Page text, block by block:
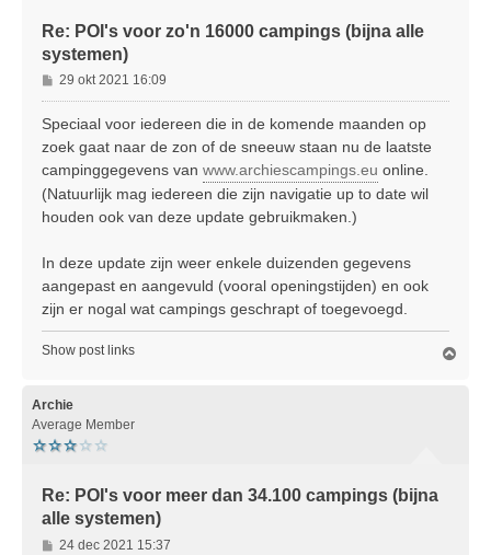
Re: POI's voor zo'n 16000 campings (bijna alle
systemen)
B
e
r
h
t
29 okt 2021 16:09
Speciaal voor iedereen die in de komende maanden op
zoek gaat naar de zon of de sneeuw staan nu de laatste
campinggegevens van www.archiescampings.eu online.
(Natuurlijk mag iedereen die zijn navigatie up to date wil
houden ook van deze update gebruikmaken.)
In deze update zijn weer enkele duizenden gegevens
aangepast en aangevuld (vooral openingstijden) en ook
zijn er nogal wat campings geschrapt of toegevoegd.
Show post links
Archie
Average Member
Re: POI's voor meer dan 34.100 campings (bijna
alle systemen)
B
24 dec 2021 15:37